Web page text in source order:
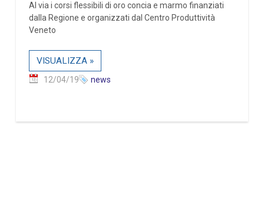
Al via i corsi flessibili di oro concia e marmo finanziati
dalla Regione e organizzati dal Centro Produttività
Veneto
VISUALIZZA »
12/04/19 news